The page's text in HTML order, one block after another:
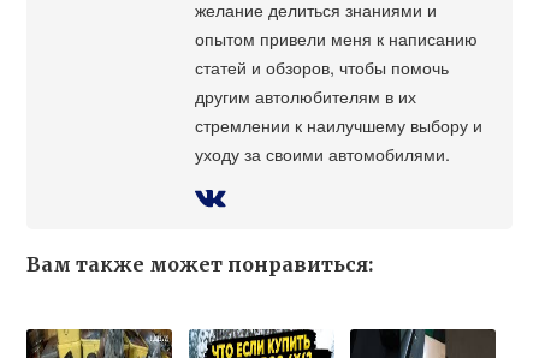
желание делиться знаниями и
опытом привели меня к написанию
статей и обзоров, чтобы помочь
другим автолюбителям в их
стремлении к наилучшему выбору и
уходу за своими автомобилями.
Вам также может понравиться: